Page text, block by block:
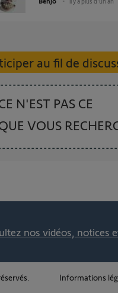
au fil de
N'EST PAS CE
VOUS
nos vidéos, notices
Informations